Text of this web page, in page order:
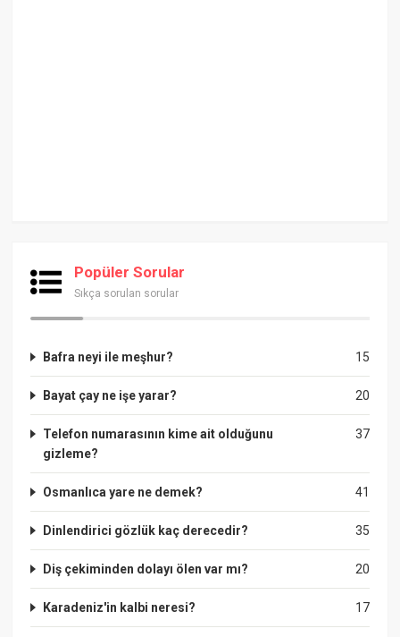
Popüler Sorular
Sıkça sorulan sorular
15
Bafra neyi ile meşhur?
20
Bayat çay ne işe yarar?
37
Telefon numarasının kime ait olduğunu
gizleme?
41
Osmanlıca yare ne demek?
35
Dinlendirici gözlük kaç derecedir?
20
Diş çekiminden dolayı ölen var mı?
17
Karadeniz'in kalbi neresi?